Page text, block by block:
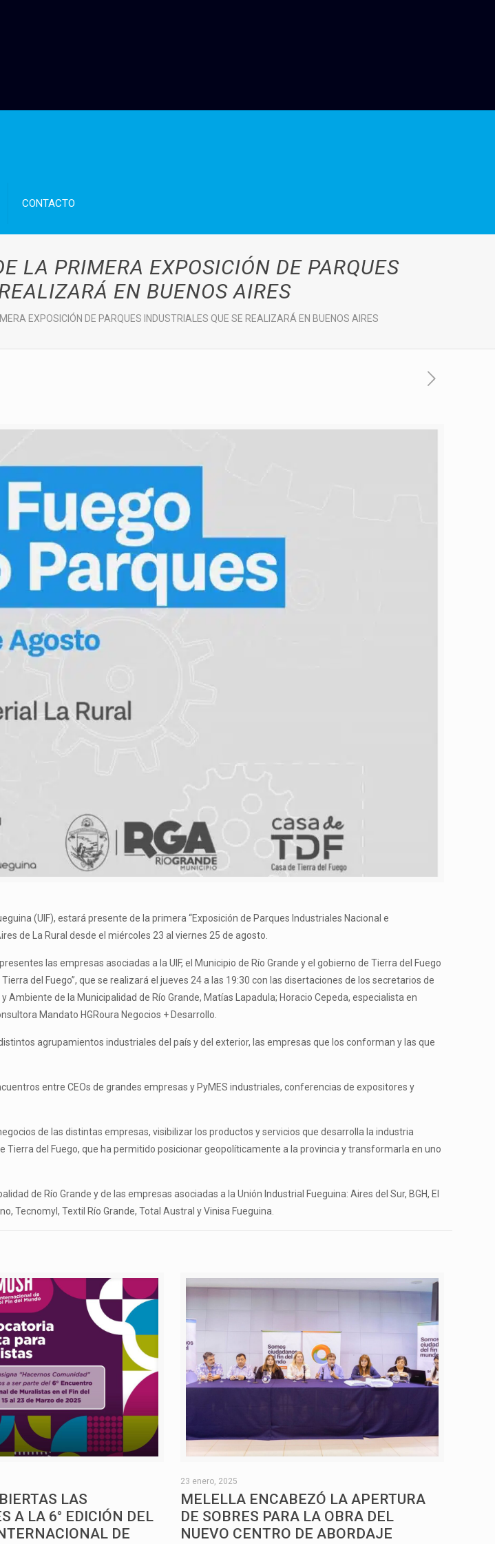
CONTACTO
LA PRIMERA EXPOSICIÓN DE PARQUES
EN BUENOS AIRES
EXPOSICIÓN DE PARQUES INDUSTRIALES QUE SE REALIZARÁ EN BUENOS AIRES
(UIF), estará presente de la primera “Exposición de Parques Industriales Nacional e
de La Rural desde el miércoles 23 al viernes 25 de agosto.
las empresas asociadas a la UIF, el Municipio de Río Grande y el gobierno de Tierra del Fuego
del Fuego”, que se realizará el jueves 24 a las 19:30 con las disertaciones de los secretarios de
de la Municipalidad de Río Grande, Matías Lapadula; Horacio Cepeda, especialista en
Mandato HGRoura Negocios + Desarrollo.
agrupamientos industriales del país y del exterior, las empresas que los conforman y las que
entre CEOs de grandes empresas y PyMES industriales, conferencias de expositores y
de las distintas empresas, visibilizar los productos y servicios que desarrolla la industria
del Fuego, que ha permitido posicionar geopolíticamente a la provincia y transformarla en uno
de Río Grande y de las empresas asociadas a la Unión Industrial Fueguina: Aires del Sur, BGH, El
Tecnomyl, Textil Río Grande, Total Austral y Vinisa Fueguina.
LAS
A LA 6° EDICIÓN DEL
DE
23 enero, 2025
MELELLA ENCABEZÓ LA APERTURA
DE SOBRES PARA LA OBRA DEL
NUEVO CENTRO DE ABORDAJE